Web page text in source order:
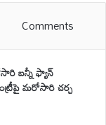
Comments
బన్నీ ఫ్యాన్
మరోసారి చర్చ